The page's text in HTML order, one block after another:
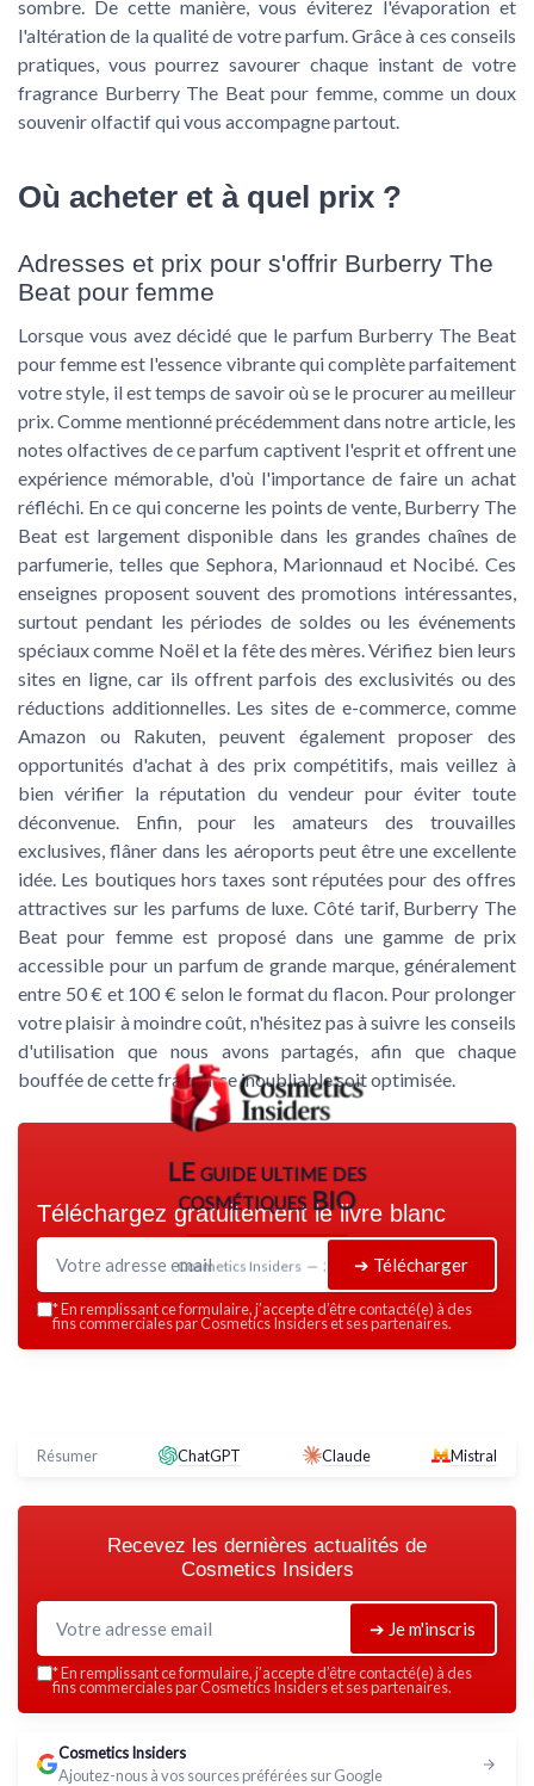
sombre. De cette manière, vous éviterez l'évaporation et
l'altération de la qualité de votre parfum. Grâce à ces conseils
pratiques, vous pourrez savourer chaque instant de votre
fragrance Burberry The Beat pour femme, comme un doux
souvenir olfactif qui vous accompagne partout.
Où acheter et à quel prix ?
Adresses et prix pour s'offrir Burberry The
Beat pour femme
Lorsque vous avez décidé que le parfum Burberry The Beat
pour femme est l'essence vibrante qui complète parfaitement
votre style, il est temps de savoir où se le procurer au meilleur
prix. Comme mentionné précédemment dans notre article, les
notes olfactives de ce parfum captivent l'esprit et offrent une
expérience mémorable, d'où l'importance de faire un achat
réfléchi. En ce qui concerne les points de vente, Burberry The
Beat est largement disponible dans les grandes chaînes de
parfumerie, telles que Sephora, Marionnaud et Nocibé. Ces
enseignes proposent souvent des promotions intéressantes,
surtout pendant les périodes de soldes ou les événements
spéciaux comme Noël et la fête des mères. Vérifiez bien leurs
sites en ligne, car ils offrent parfois des exclusivités ou des
réductions additionnelles. Les sites de e-commerce, comme
Amazon ou Rakuten, peuvent également proposer des
opportunités d'achat à des prix compétitifs, mais veillez à
bien vérifier la réputation du vendeur pour éviter toute
déconvenue. Enfin, pour les amateurs des trouvailles
exclusives, flâner dans les aéroports peut être une excellente
idée. Les boutiques hors taxes sont réputées pour des offres
attractives sur les parfums de luxe. Côté tarif, Burberry The
Beat pour femme est proposé dans une gamme de prix
accessible pour un parfum de grande marque, généralement
entre 50 € et 100 € selon le format du flacon. Pour prolonger
votre plaisir à moindre coût, n'hésitez pas à suivre les conseils
d'utilisation que nous avons partagés, afin que chaque
bouffée de cette fragrance inoubliable soit optimisée.
LE guide ultime des
cosmétiques BIO
Cosmetics Insiders — 2026
Téléchargez gratuitement le livre blanc
➔ Télécharger
*En remplissant ce formulaire, j’accepte d’être contacté(e) à des
fins commerciales par Cosmetics Insiders et ses partenaires.
Résumer ChatGPT Claude Mistral
Recevez les dernières actualités de
Cosmetics Insiders
➔ Je m'inscris
*En remplissant ce formulaire, j’accepte d’être contacté(e) à des
fins commerciales par Cosmetics Insiders et ses partenaires.
Cosmetics Insiders
Ajoutez-nous à vos sources préférées sur Google